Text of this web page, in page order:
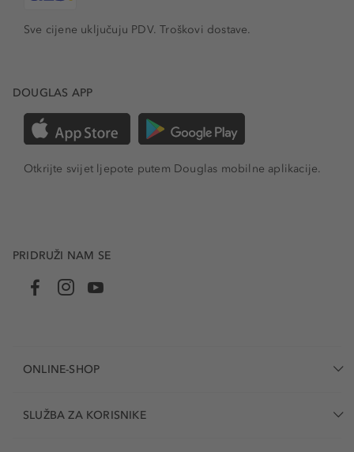
Sve cijene uključuju PDV.Troškovi dostave.
DOUGLAS APP
Otkrijte svijet ljepote putem Douglas mobilne aplikacije.
PRIDRUŽI NAM SE
ONLINE-SHOP
SLUŽBA ZA KORISNIKE